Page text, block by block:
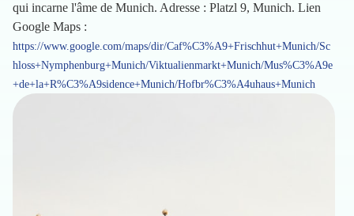
qui incarne l'âme de Munich. Adresse : Platzl 9, Munich. Lien
Google Maps :
https://www.google.com/maps/dir/Caf%C3%A9+Frischhut+Munich/Sc
hloss+Nymphenburg+Munich/Viktualienmarkt+Munich/Mus%C3%A9e
+de+la+R%C3%A9sidence+Munich/Hofbr%C3%A4uhaus+Munich